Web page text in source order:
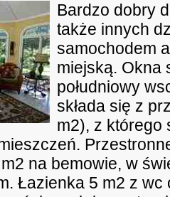
Bardzo dobry
także innych
samochodem
miejską. Okna
południowy
składa się z
m2), z którego
na bemowie, w
Łazienka 5 m2 z